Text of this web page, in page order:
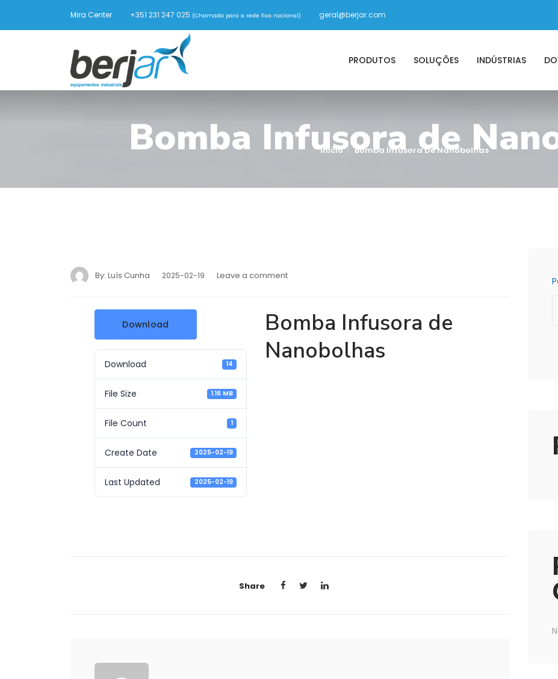
Mira Center +351 231 247 025 (Chamada para a rede fixa nacional) geral@berjar.com
PRODUTOS SOLUÇÕES INDÚSTRIAS
Bomba Infusora de
Início Bomba Infusora De Nanobolhas
By: Luís Cunha 2025-02-19 Leave a comment
Download
Download 14
File Size 1.16 MB
File Count 1
Create Date 2025-02-19
Last Updated 2025-02-19
Bomba Infusora de
Nanobolhas
Share